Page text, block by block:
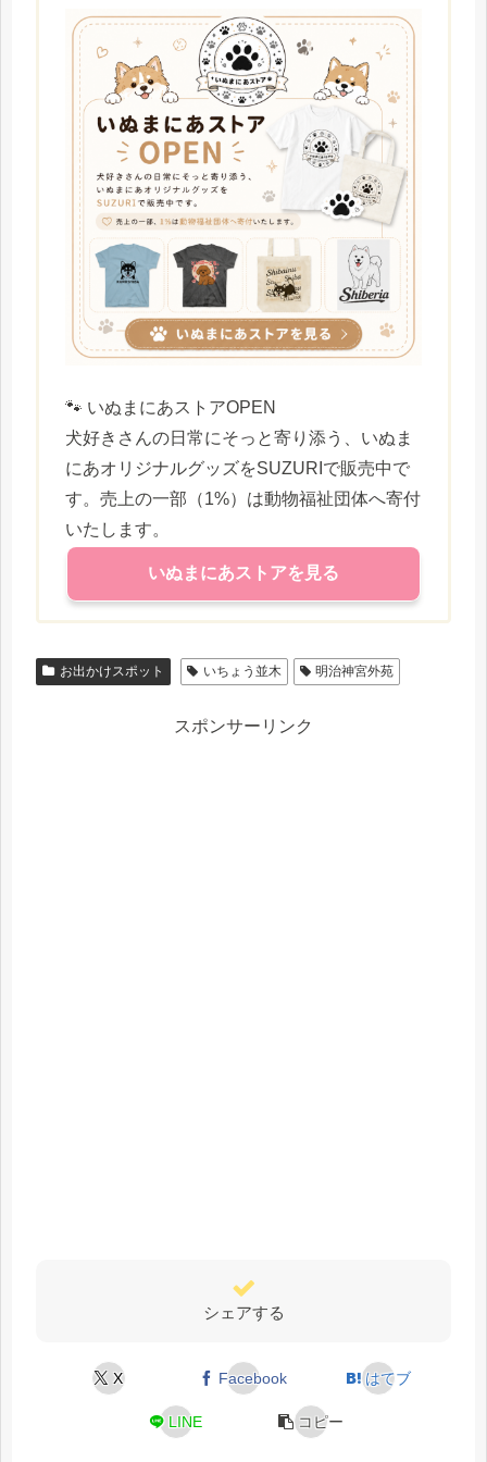
🐾 いぬまにあストアOPEN
犬好きさんの日常にそっと寄り添う、いぬま
にあオリジナルグッズをSUZURIで販売中で
す。売上の一部（1%）は動物福祉団体へ寄付
いたします。
いぬまにあストアを見る
お出かけスポット いちょう並木 明治神宮外苑
スポンサーリンク
シェアする
X Facebook はてブ
LINE コピー